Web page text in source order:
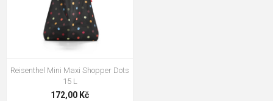
Reisenthel Mini Maxi Shopper Dots
15 L
172,00 Kč